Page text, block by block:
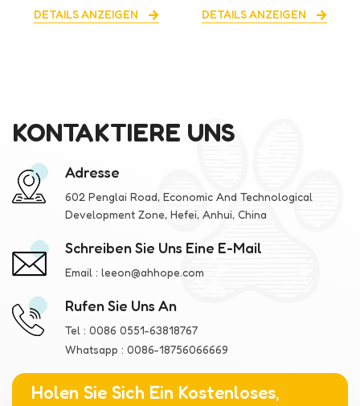
DETAILS ANZEIGEN DETAILS ANZEIGEN
KONTAKTIERE UNS
Adresse
602 Penglai Road, Economic And Technological
Development Zone, Hefei, Anhui, China
Schreiben Sie Uns Eine E-Mail
Email : leeon@ahhope.com
Rufen Sie Uns An
Tel : 0086 0551-63818767
Whatsapp : 0086-18756066669
Holen Sie Sich Ein Kostenloses,